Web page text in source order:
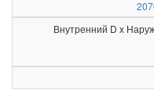
Внутренний D x